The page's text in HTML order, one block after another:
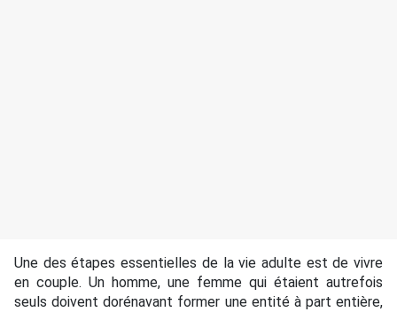
Une des étapes essentielles de la vie adulte est de vivre
en couple. Un homme, une femme qui étaient autrefois
seuls doivent dorénavant former une entité à part entière,